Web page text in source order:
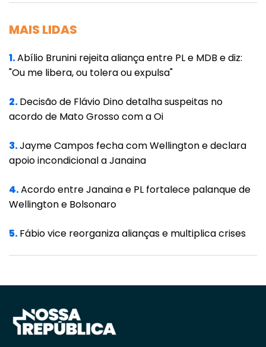
MAIS LIDAS
1.Abílio Brunini rejeita aliança entre PL e MDB e diz:
"Ou me libera, ou tolera ou expulsa"
2.Decisão de Flávio Dino detalha suspeitas no
acordo de Mato Grosso com a Oi
3.Jayme Campos fecha com Wellington e declara
apoio incondicional a Janaina
4.Acordo entre Janaina e PL fortalece palanque de
Wellington e Bolsonaro
5.Fábio vice reorganiza alianças e multiplica crises